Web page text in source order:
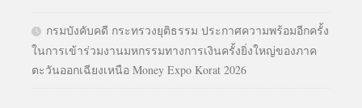
กรมบังคับคดี กระทรวงยุติธรรม ประกาศความพร้อมอีกครั้ง
ในการเข้าร่วมงานมหกรรมทางการเงินครั้งยิ่งใหญ่ของภาค
ตะวันออกเฉียงเหนือ Money Expo Korat 2026